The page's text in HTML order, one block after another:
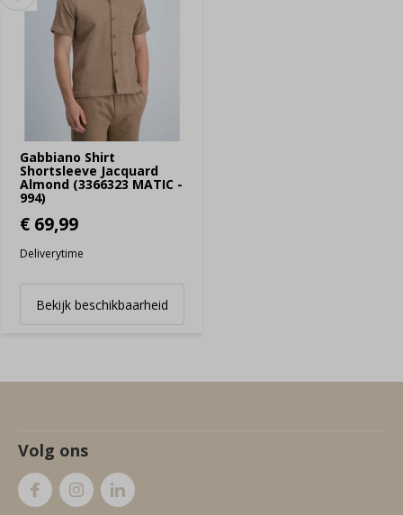
Gabbiano Shirt
Shortsleeve Jacquard
Almond (3366323 MATIC -
994)
€ 69,99
Deliverytime
Bekijk beschikbaarheid
Volg ons